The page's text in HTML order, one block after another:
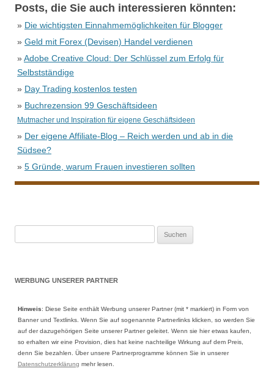
Posts, die Sie auch interessieren könnten:
» Die wichtigsten Einnahmemöglichkeiten für Blogger
» Geld mit Forex (Devisen) Handel verdienen
»Adobe Creative Cloud: Der Schlüssel zum Erfolg für
Selbstständige
» Day Trading kostenlos testen
» Buchrezension 99 Geschäftsideen
Mutmacher und Inspiration für eigene Geschäftsideen
» Der eigene Affiliate-Blog – Reich werden und ab in die
Südsee?
» 5 Gründe, warum Frauen investieren sollten
WERBUNG UNSERER PARTNER
Hinweis: Diese Seite enthält Werbung unserer Partner (mit * markiert) in Form von
Banner und Textlinks. Wenn Sie auf sogenannte Partnerlinks klicken, so werden Sie
auf der dazugehörigen Seite unserer Partner geleitet. Wenn sie hier etwas kaufen,
so erhalten wir eine Provision, dies hat keine nachteilige Wirkung auf dem Preis,
denn Sie bezahlen. Über unsere Partnerprogramme können Sie in unserer
Datenschutzerklärung mehr lesen.